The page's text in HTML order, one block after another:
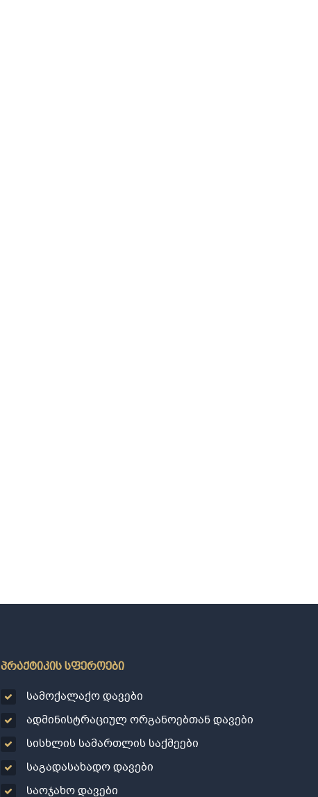
პრაქტიკის სფეროები
სამოქალაქო დავები
ადმინისტრაციულ ორგანოებთან დავები
სისხლის სამართლის საქმეები
საგადასახადო დავები
საოჯახო დავები